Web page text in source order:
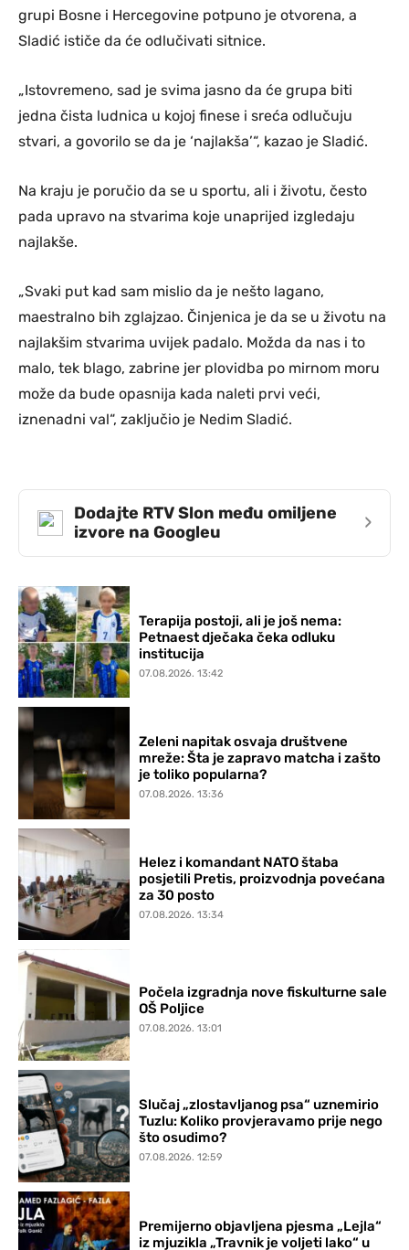
grupi Bosne i Hercegovine potpuno je otvorena, a
Sladić ističe da će odlučivati sitnice.
„Istovremeno, sad je svima jasno da će grupa biti
jedna čista ludnica u kojoj finese i sreća odlučuju
stvari, a govorilo se da je ‘najlakša’“, kazao je Sladić.
Na kraju je poručio da se u sportu, ali i životu, često
pada upravo na stvarima koje unaprijed izgledaju
najlakše.
„Svaki put kad sam mislio da je nešto lagano,
maestralno bih zglajzao. Činjenica je da se u životu na
najlakšim stvarima uvijek padalo. Možda da nas i to
malo, tek blago, zabrine jer plovidba po mirnom moru
može da bude opasnija kada naleti prvi veći,
iznenadni val“, zaključio je Nedim Sladić.
Dodajte RTV Slon među omiljene
izvore na Googleu
›
Terapija postoji, ali je još nema:
Petnaest dječaka čeka odluku
institucija
07.08.2026. 13:42
Zeleni napitak osvaja društvene
mreže: Šta je zapravo matcha i zašto
je toliko popularna?
07.08.2026. 13:36
Helez i komandant NATO štaba
posjetili Pretis, proizvodnja povećana
za 30 posto
07.08.2026. 13:34
Počela izgradnja nove fiskulturne sale
OŠ Poljice
07.08.2026. 13:01
Slučaj „zlostavljanog psa“ uznemirio
Tuzlu: Koliko provjeravamo prije nego
što osudimo?
07.08.2026. 12:59
Premijerno objavljena pjesma „Lejla“
iz mjuzikla „Travnik je voljeti lako“ u